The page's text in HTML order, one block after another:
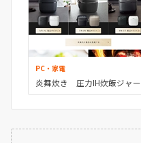
PC・家電
炎舞炊き 圧力IH炊飯ジャー